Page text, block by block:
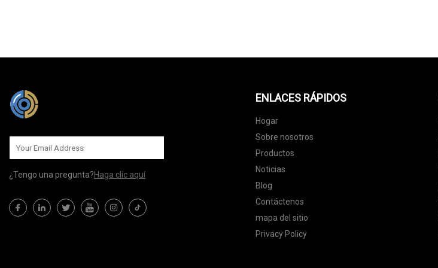
¿Tengo una pregunta?Haga clic aquí
ENLACES RÁPIDOS
Hogar
Sobre nosotros
Productos
Noticias
Blog
Contáctenos
mapa del sitio
Privacy Policy